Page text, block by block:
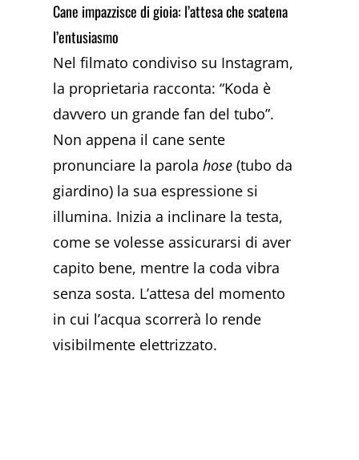
Cane impazzisce di gioia: l’attesa che scatena
l’entusiasmo
Nel filmato condiviso su Instagram,
la proprietaria racconta: “Koda è
davvero un grande fan del tubo”.
Non appena il cane sente
pronunciare la parolahose(tubo da
giardino) la sua espressione si
illumina. Inizia a inclinare la testa,
come se volesse assicurarsi di aver
capito bene, mentre la coda vibra
senza sosta. L’attesa del momento
in cui l’acqua scorrerà lo rende
visibilmente elettrizzato.